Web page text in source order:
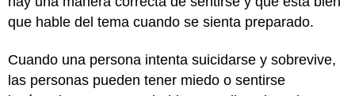
que hable del tema cuando se sienta preparado.
Cuando una persona intenta suicidarse y sobrevive,
las personas pueden tener miedo o sentirse